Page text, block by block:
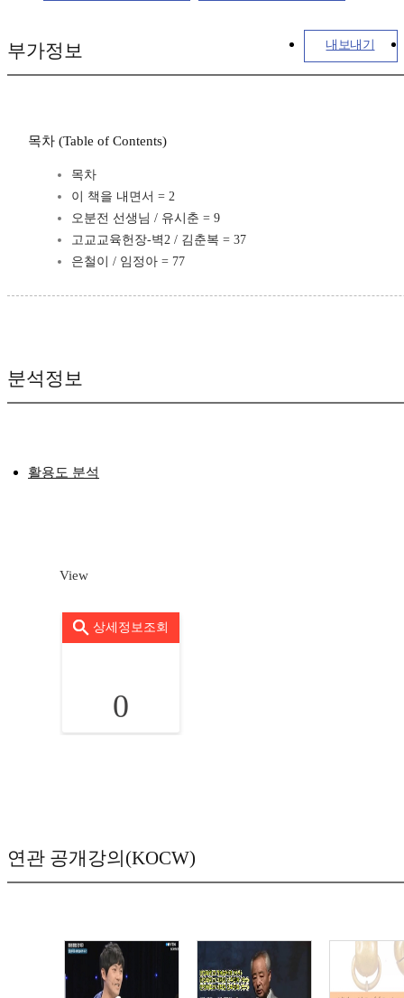
내보내기
부가정보
목차 (Table of Contents)
목차
이 책을 내면서 = 2
오분전 선생님 / 유시춘 = 9
고교교육헌장-벽2 / 김춘복 = 37
은철이 / 임정아 = 77
분석정보
활용도 분석
View
상세정보조회
0
연관 공개강의(KOCW)